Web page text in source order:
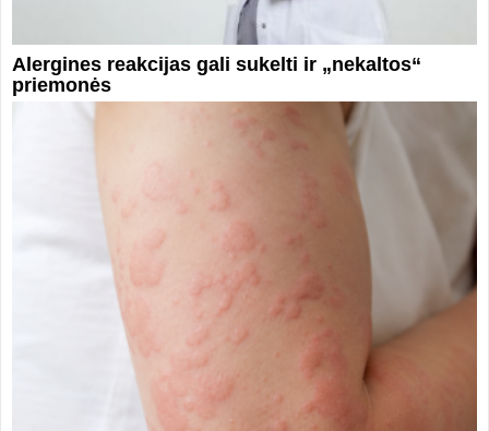
Alergines reakcijas gali sukelti ir „nekaltos“
priemonės